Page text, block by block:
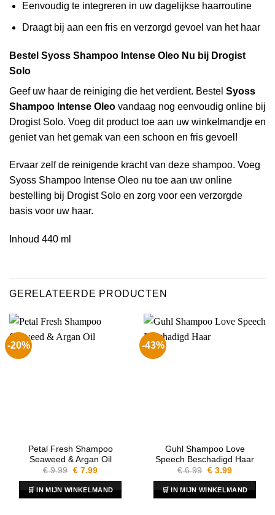
Eenvoudig te integreren in uw dagelijkse haarroutine
Draagt bij aan een fris en verzorgd gevoel van het haar
Bestel Syoss Shampoo Intense Oleo Nu bij Drogist
Solo
Geef uw haar de reiniging die het verdient. Bestel Syoss
Shampoo Intense Oleo vandaag nog eenvoudig online bij
Drogist Solo. Voeg dit product toe aan uw winkelmandje en
geniet van het gemak van een schoon en fris gevoel!
Ervaar zelf de reinigende kracht van deze shampoo. Voeg
Syoss Shampoo Intense Oleo nu toe aan uw online
bestelling bij Drogist Solo en zorg voor een verzorgde
basis voor uw haar.
Inhoud 440 ml
GERELATEERDE PRODUCTEN
-20%
Petal Fresh Shampoo
Seaweed & Argan Oil
€9.99 Oorspronkelijke
was:
€ 9.99.
€7.99Huidige
is:
€ 7.99.
🛒 IN MIJN WINKELMAND
-43%
Guhl Shampoo Love
Speech Beschadigd Haar
€6.99 Oorspronkelijke
was:
€ 6.99.
€3.99Huidige
is:
€ 3.99.
🛒 IN MIJN WINKELMAND